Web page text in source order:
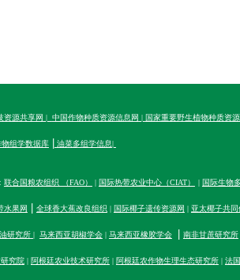
资源共享网 | 中国作物种质资源信息网 | 国家重要野生植物种质资
物组学数据库| 油菜多组学信息|
联合国粮农组织 （FAO） | 国际热带农业中心（CIAT） | 国际生物
水果网 全球香大蕉改良组织 | 国际椰子遗传资源网 | 亚太椰子共同
研究所 | 马来西亚胡椒学会| 马来西亚橡胶学会 南非甘蔗研究所
究院| 阿根廷农业技术研究所| 阿根廷农作物生理生态研究所| 法